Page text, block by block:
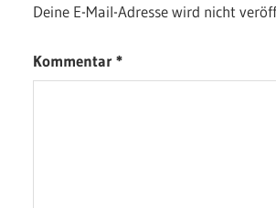
Deine E-Mail-Adresse wird nicht
Kommentar*